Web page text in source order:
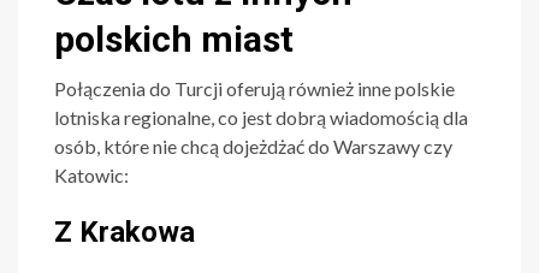
polskich miast
Połączenia do Turcji oferują również inne polskie
lotniska regionalne, co jest dobrą wiadomością dla
osób, które nie chcą dojeżdżać do Warszawy czy
Katowic:
Z Krakowa